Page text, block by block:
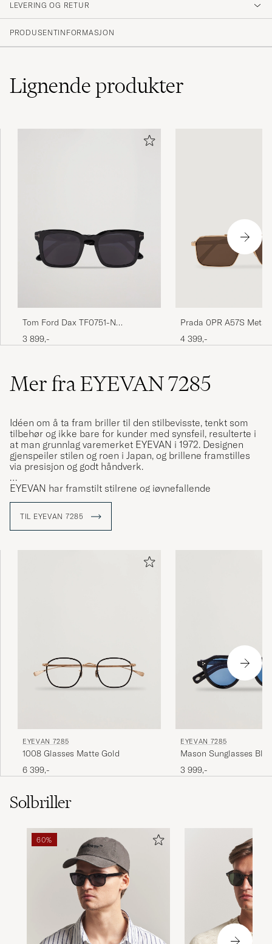
LEVERING OG RETUR
PRODUSENTINFORMASJON
Lignendeprodukter
Tom Ford Dax TF0751-N
Sunglasses Black
3 899,-
Prada 0PR A57S Metal
Sunglasses Gold
4 399,-
Mer fra EYEVAN 7285
Idéen om å ta fram briller til den stilbevisste, tenkt som
tilbehør og ikke bare for kunder med synsfeil, resulterte i
at man grunnlag varemerket EYEVAN i 1972. Designen
gjenspeiler stilen og roen i Japan, og brillene framstilles
via presisjon og godt håndverk.
EYEVAN har framstilt stilrene og iøynefallende
innfatninger i mer enn 40 år, og kolleksjonen 7285 er
hånd mellom 1972 og 1985. All produksjon foregår i Japan,
fra idé til ferdig produkt.
TIL EYEVAN 7285
EYEVAN 7285
1008 Glasses Matte Gold
6 399,-
EYEVAN 7285
Mason Sunglasses
3 999,-
Solbriller
60%